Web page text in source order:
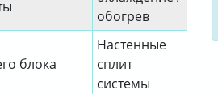
обогрев
блока
Настенные
сплит
системы